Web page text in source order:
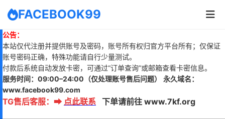
FACEBOOK99
公告：
本站仅代注册并提供账号及密码，账号所有权归官方平台所有；仅保证
账号密码正确，特殊功能请自行少量测试。
付款后系统自动发放卡密，可通过“订单查询”或邮箱查看卡密信息。
服务时间： 09:00–24:00 （仅处理账号售后问题）
永久域名：
www.facebook99.com
TG售后客服： ➡ 点此联系 下单请前往 www.7kf.org